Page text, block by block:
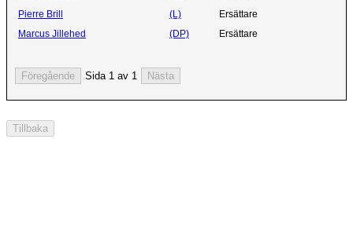
Pierre Brill (L) Ersättare
Marcus Jillehed (DP) Ersättare
Sida 1 av 1